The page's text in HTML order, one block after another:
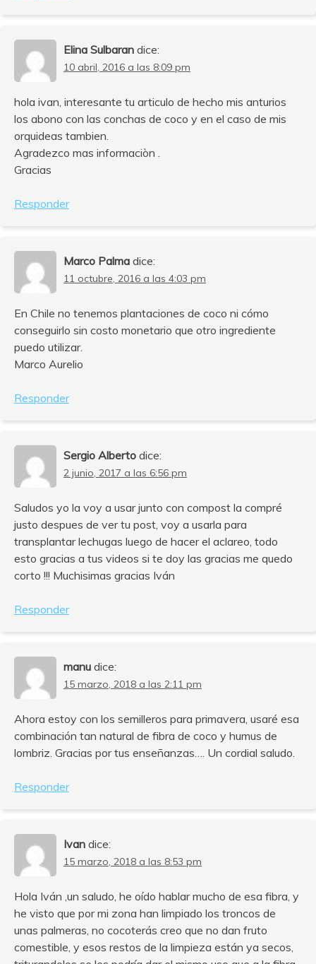
Elina Sulbaran dice:
10 abril, 2016 a las 8:09 pm
hola ivan, interesante tu articulo de hecho mis anturios
los abono con las conchas de coco y en el caso de mis
orquideas tambien.
Agradezco mas informaciòn .
Gracias
Responder
Marco Palma dice:
11 octubre, 2016 a las 4:03 pm
En Chile no tenemos plantaciones de coco ni cómo
conseguirlo sin costo monetario que otro ingrediente
puedo utilizar.
Marco Aurelio
Responder
Sergio Alberto dice:
2 junio, 2017 a las 6:56 pm
Saludos yo la voy a usar junto con compost la compré
justo despues de ver tu post, voy a usarla para
transplantar lechugas luego de hacer el aclareo, todo
esto gracias a tus videos si te doy las gracias me quedo
corto !!! Muchisimas gracias Iván
Responder
manu dice:
15 marzo, 2018 a las 2:11 pm
Ahora estoy con los semilleros para primavera, usaré esa
combinación tan natural de fibra de coco y humus de
lombriz. Gracias por tus enseñanzas…. Un cordial saludo.
Responder
Ivan dice:
15 marzo, 2018 a las 8:53 pm
Hola Iván ,un saludo, he oído hablar mucho de esa fibra, y
he visto que por mi zona han limpiado los troncos de
unas palmeras, no cocoterás creo que no dan fruto
comestible, y esos restos de la limpieza están ya secos,